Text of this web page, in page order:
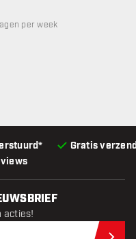
Gratis
niet beschikbaar
per week
niet beschikbaar
acties!